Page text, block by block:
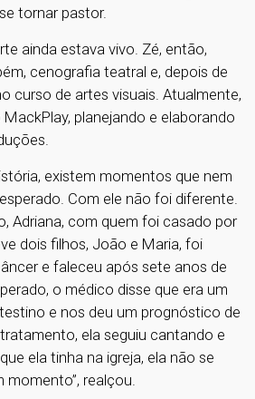
tornar pastor.
ainda estava vivo. Zé, então,
cenografia teatral e, depois de
curso de artes visuais. Atualmente,
planejando e elaborando
existem momentos que nem
Com ele não foi diferente.
Adriana, com quem foi casado por
dois filhos, João e Maria, foi
e faleceu após sete anos de
o médico disse que era um
e nos deu um prognóstico de
ela seguiu cantando e
ela tinha na igreja, ela não se
realçou.